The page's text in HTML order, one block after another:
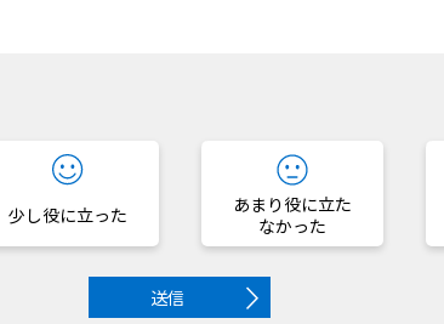
少し役に立った
あまり役に立た
なかった
送信